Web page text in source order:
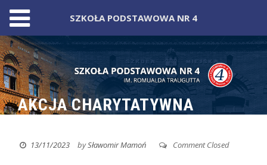
Skip
to
content
AKCJA CHARYTATYWNA
13/11/2023 bySławomir Mamoń Comment Closed
SZKOŁA PODSTAWOWA NR 4